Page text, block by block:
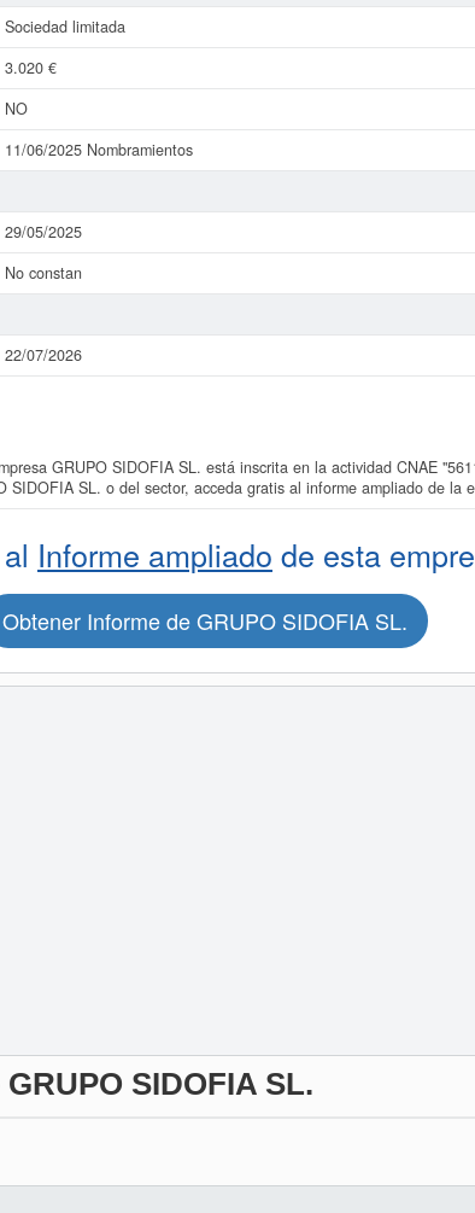
Sociedad limitada
3.020 €
NO
11/06/2025 Nombramientos
29/05/2025
No constan
22/07/2026
GRUPO SIDOFIA SL. está inscrita en la actividad CNAE
SIDOFIA SL. o del sector, acceda gratis al informe ampliado de la
Informe ampliado de esta
Obtener Informe de GRUPO SIDOFIA SL.
GRUPO SIDOFIA SL.